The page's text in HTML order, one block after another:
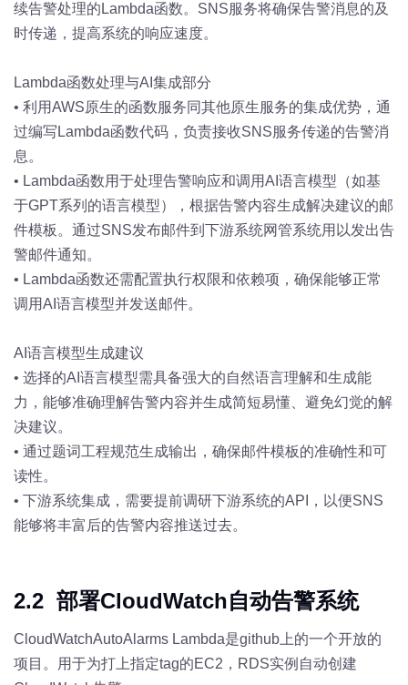
续告警处理的Lambda函数。SNS服务将确保告警消息的及
时传递，提高系统的响应速度。
Lambda函数处理与AI集成部分
• 利用AWS原生的函数服务同其他原生服务的集成优势，通
过编写Lambda函数代码，负责接收SNS服务传递的告警消
息。
• Lambda函数用于处理告警响应和调用AI语言模型（如基
于GPT系列的语言模型），根据告警内容生成解决建议的邮
件模板。通过SNS发布邮件到下游系统网管系统用以发出告
警邮件通知。
• Lambda函数还需配置执行权限和依赖项，确保能够正常
调用AI语言模型并发送邮件。
AI语言模型生成建议
• 选择的AI语言模型需具备强大的自然语言理解和生成能
力，能够准确理解告警内容并生成简短易懂、避免幻觉的解
决建议。
• 通过题词工程规范生成输出，确保邮件模板的准确性和可
读性。
• 下游系统集成，需要提前调研下游系统的API，以便SNS
能够将丰富后的告警内容推送过去。
2.2 部署CloudWatch自动告警系统
CloudWatchAutoAlarms Lambda是github上的一个开放的
项目。用于为打上指定tag的EC2，RDS实例自动创建